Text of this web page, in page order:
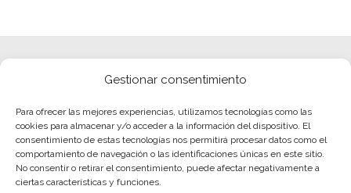
Gestionar consentimiento
Para ofrecer las mejores experiencias, utilizamos tecnologías como las
cookies para almacenar y/o acceder a la información del dispositivo. El
consentimiento de estas tecnologías nos permitirá procesar datos como el
comportamiento de navegación o las identificaciones únicas en este sitio.
No consentir o retirar el consentimiento, puede afectar negativamente a
ciertas características y funciones.